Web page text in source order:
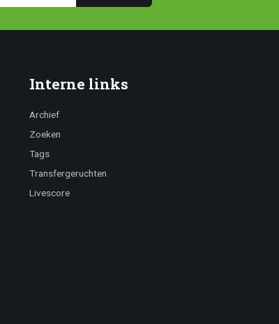
Interne links
Archief
Zoeken
Tags
Transfergeruchten
Livescore